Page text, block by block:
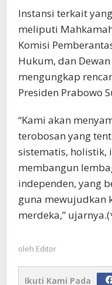
Instansi terkait
meliputi
Komisi
Hukum, dan
mengungkap
Presiden Prabowo
“Kami akan
terobosan yang
sistematis, holistik,
membangun
independen, yang
guna mewujudkan
merdeka,”
oleh Editor
Ikuti Kami Pada